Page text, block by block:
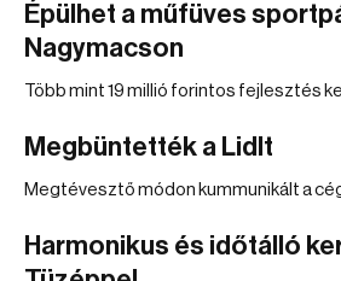
Épülhet a műfüves
Nagymacson
Több mint 19 millió forintos fejlesztés
Megbüntették a Lidlt
Megtévesztő módon kummunikált a
Harmonikus és időtálló